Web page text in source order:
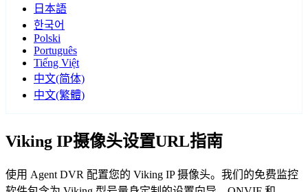
日本語
한국어
Polski
Português
Tiếng Việt
中文(简体)
中文(繁體)
Viking IP摄像头设置URL指南
使用 Agent DVR 配置您的 Viking IP 摄像头。我们的免费监控